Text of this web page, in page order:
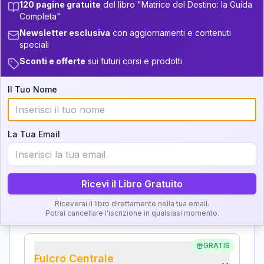
14-16 +6 10
16-17.5
18.5-19 +6 10
Analisi, Significato e
Interpretazione
l'interpretazione!
GRATIS
Zona del Ritratto
Importanza:
Karma Genitore-Figlio
Importanza:
GRATIS
Fulcro Centrale
120 pagine gratuite del libro "Matrice del Destino: la Guida
Completa"
Newsletter esclusiva con aggiornamenti e contenuti
speciali
Sconti e offerte sui futuri corsi e prodotti
Il Tuo Nome
La Tua Email
Ricevi il Libro Gratuito
Riceverai il libro direttamente nella tua email.
Potrai cancellare l'iscrizione in qualsiasi momento.